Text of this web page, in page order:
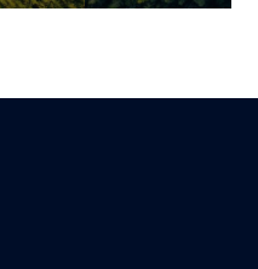
strukturiert